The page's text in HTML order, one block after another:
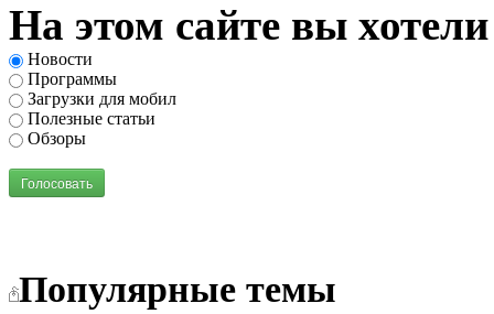
На этом сайте вы
Новости
Программы
Загрузки для мобил
Полезные статьи
Обзоры
Голосовать
Популярные темы